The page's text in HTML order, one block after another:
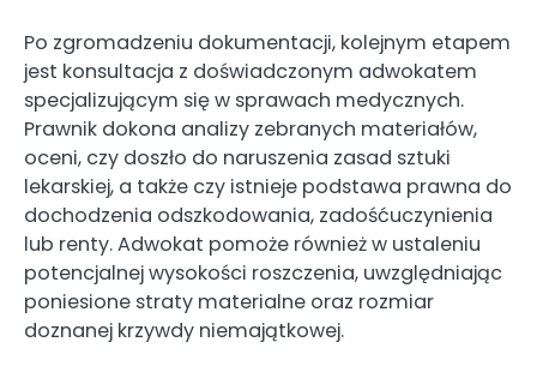
Po zgromadzeniu dokumentacji, kolejnym etapem
jest konsultacja z doświadczonym adwokatem
specjalizującym się w sprawach medycznych.
Prawnik dokona analizy zebranych materiałów,
oceni, czy doszło do naruszenia zasad sztuki
lekarskiej, a także czy istnieje podstawa prawna do
dochodzenia odszkodowania, zadośćuczynienia
lub renty. Adwokat pomoże również w ustaleniu
potencjalnej wysokości roszczenia, uwzględniając
poniesione straty materialne oraz rozmiar
doznanej krzywdy niemajątkowej.